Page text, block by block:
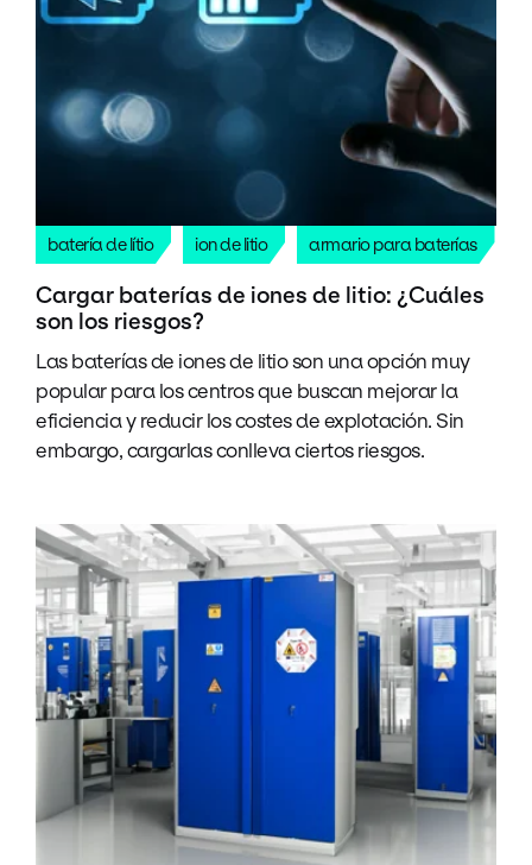
batería de lítio ion de litio armario para baterías
Cargar baterías de iones de litio: ¿Cuáles
son los riesgos?
Las baterías de iones de litio son una opción muy
popular para los centros que buscan mejorar la
eficiencia y reducir los costes de explotación. Sin
embargo, cargarlas conlleva ciertos riesgos.